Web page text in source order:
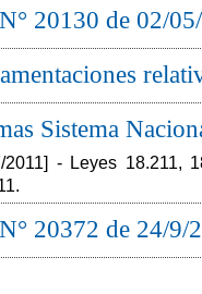
20130 de 02/
Sistema
2011] - Leyes 18.211,
20372 de 24/9/